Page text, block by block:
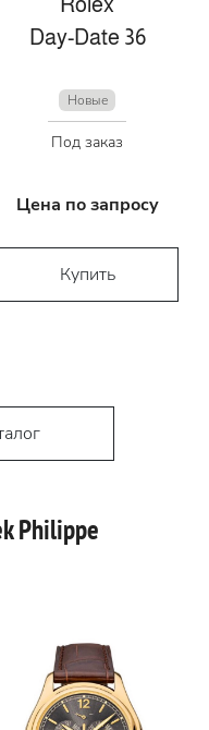
Day-Date 36
Новые
Под заказ
Цена по запросу
Купить
Philippe